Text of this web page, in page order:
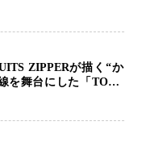
した話題の美貌を凝縮
ZIPPERが描く“か
を舞台にした「TOBU
」が開幕